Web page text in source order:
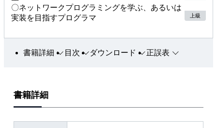
本書は、Windows・Annaconda・Python3の使用を基本として
います。
なく動作すると考えられます。
・socket
〇ネットワークプログラミングを学ぶ、あるいは
実装を目指すプログラマ
上級
書籍詳細 目次 ダウンロード 正誤表
書籍詳細